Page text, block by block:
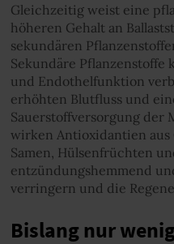
Gleichzeitig weist eine
höheren Gehalt an
sekundären
Sekundäre
und Endothelfunktion
erhöhten Blutfluss und
Sauerstoffversorgung der
wirken Antioxidantien aus
Samen, Hülsenfrüchten
entzündungshemmend
verringern und die
Bislang nur